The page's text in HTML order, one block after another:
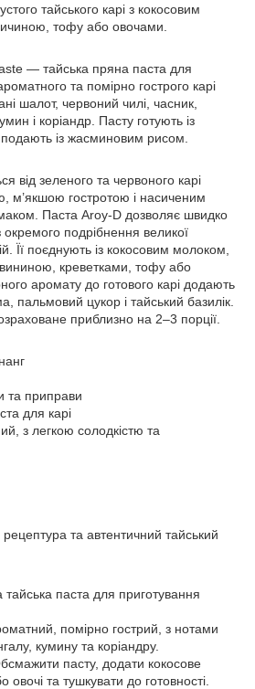
тайського карі з кокосовим
тофу або овочами.
— тайська пряна паста для
та помірно гострого карі
шалот, червоний чилі, часник,
і коріандр. Пасту готують із
із жасминовим рисом.
від зеленого та червоного карі
м’якшою гостротою і насиченим
Паста Aroy-D дозволяє швидко
окремого подрібнення великої
Її поєднують із кокосовим молоком,
креветками, тофу або
аромату до готового карі додають
пальмовий цукор і тайський базилік.
приблизно на 2–3 порції.
та приправи
для карі
з легкою солодкістю та
рецептура та автентичний тайський
паста для приготування
помірно гострий, з нотами
кумину та коріандру.
пасту, додати кокосове
та тушкувати до готовності.